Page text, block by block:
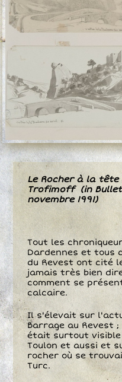
Le Rocher à la tête
Trofimoff (in
novembre 1991)
Tout les
Dardennes et tous
du Revest ont cité
jamais très bien
comment se
calcaire.
Il s'élevait sur
Barrage au Revest
était surtout
Toulon et aussi et
rocher où se
Turc.